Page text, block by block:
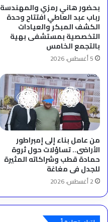
بحضور هاني رمزي والمهندسة
رباب عبد العاطي افتتاح وحدة
الكشف المبكر والعيادات
التخصصية بمستشفى بهية
بالتجمع الخامس
5 أغسطس، 2026
من عامل بناء إلى إمبراطور
الأراضى.. تساؤلات حول ثروة
حمادة قطب وشراكاته المثيرة
للجدل فى مغاغة
2 أغسطس، 2026